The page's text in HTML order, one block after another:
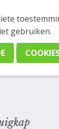
gebruiken.